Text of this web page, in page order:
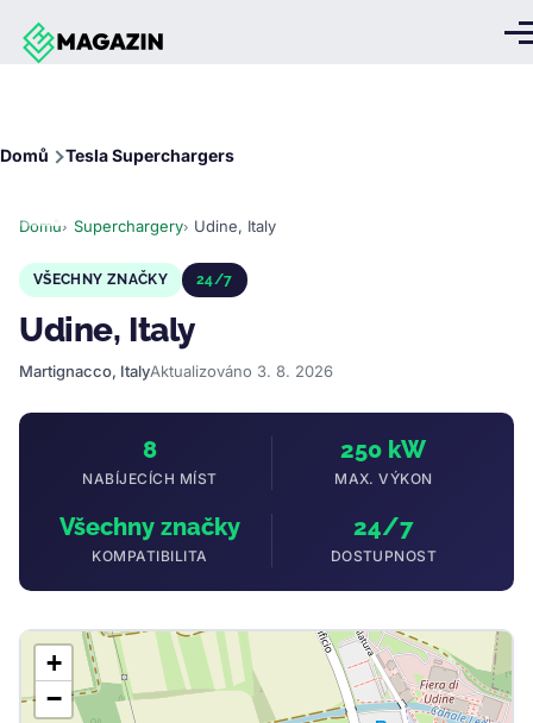
Přejít k hlavnímu obsahu
Domů Tesla Superchargers
Domů Superchargery Udine, Italy
VŠECHNY ZNAČKY 24/7
Udine, Italy
Martignacco, ItalyAktualizováno 3. 8. 2026
8
NABÍJECÍCH MÍST
250 kW
MAX. VÝKON
Všechny značky
KOMPATIBILITA
24/7
DOSTUPNOST
+
−